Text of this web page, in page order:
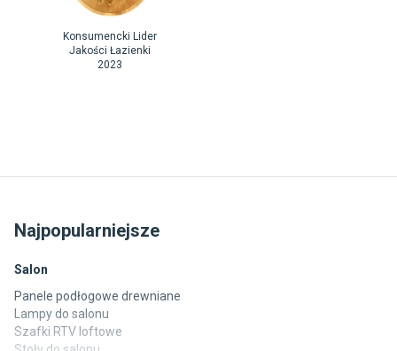
Konsumencki Lider
Jakości Łazienki
2023
Najpopularniejsze
Salon
Panele podłogowe drewniane
Lampy do salonu
Szafki RTV loftowe